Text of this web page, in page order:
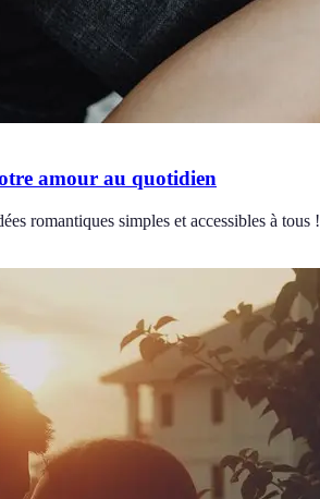
amour au quotidien
romantiques simples et accessibles à tous !